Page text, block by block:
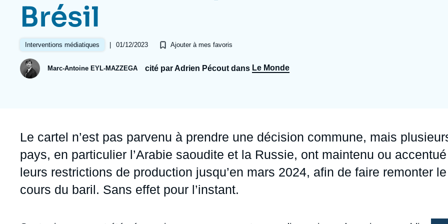
Partenariats et réseaux
Intelligence artificielle
OTAN
Jeudi 17 septembre 2026 17:30
Brésil
Interventions médiatiques | 01/12/2023 Ajouter à mes favoris
Marc-Antoine EYL-MAZZEGA cité par Adrien Pécout dans Le Monde
Accroche
Le cartel n’est pas parvenu à prendre une décision commune, mais
pays, en particulier l’Arabie saoudite et la Russie, ont maintenu ou accentué
leurs restrictions de production jusqu’en mars 2024, afin de faire remonter le
cours du baril. Sans effet pour l’instant.